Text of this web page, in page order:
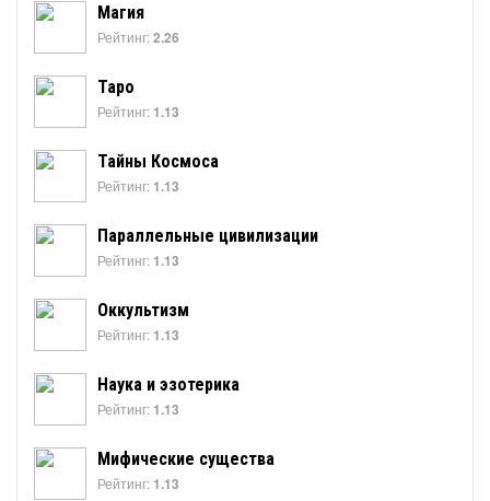
Магия
Рейтинг:2.26
Таро
Рейтинг: 1.13
Тайны Космоса
Рейтинг: 1.13
Параллельные цивилизации
Рейтинг: 1.13
Оккультизм
Рейтинг: 1.13
Наука и эзотерика
Рейтинг: 1.13
Мифические существа
Рейтинг: 1.13